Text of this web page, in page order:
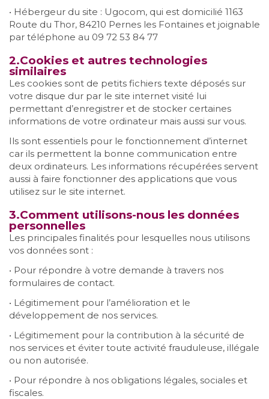
• Hébergeur du site : Ugocom, qui est domicilié 1163
Route du Thor, 84210 Pernes les Fontaines et joignable
par téléphone au 09 72 53 84 77
2.Cookies et autres technologies
similaires
Les cookies sont de petits fichiers texte déposés sur
votre disque dur par le site internet visité lui
permettant d’enregistrer et de stocker certaines
informations de votre ordinateur mais aussi sur vous.
Ils sont essentiels pour le fonctionnement d’internet
car ils permettent la bonne communication entre
deux ordinateurs. Les informations récupérées servent
aussi à faire fonctionner des applications que vous
utilisez sur le site internet.
3.Comment utilisons-nous les données
personnelles
Les principales finalités pour lesquelles nous utilisons
vos données sont :
• Pour répondre à votre demande à travers nos
formulaires de contact.
• Légitimement pour l’amélioration et le
développement de nos services.
• Légitimement pour la contribution à la sécurité de
nos services et éviter toute activité frauduleuse, illégale
ou non autorisée.
• Pour répondre à nos obligations légales, sociales et
fiscales.